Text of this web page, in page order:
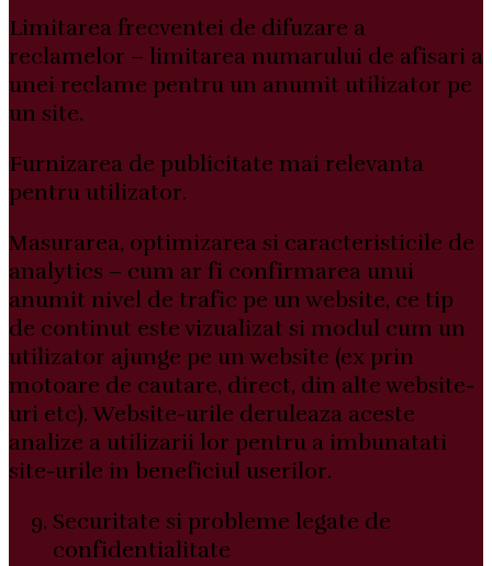
Limitarea frecventei de difuzare a
reclamelor – limitarea numarului de afisari a
unei reclame pentru un anumit utilizator pe
un site.
Furnizarea de publicitate mai relevanta
pentru utilizator.
Masurarea, optimizarea si caracteristicile de
analytics – cum ar fi confirmarea unui
anumit nivel de trafic pe un website, ce tip
de continut este vizualizat si modul cum un
utilizator ajunge pe un website (ex prin
motoare de cautare, direct, din alte website-
uri etc). Website-urile deruleaza aceste
analize a utilizarii lor pentru a imbunatati
site-urile in beneficiul userilor.
Securitate si probleme legate de
confidentialitate